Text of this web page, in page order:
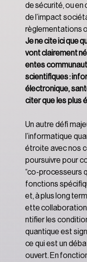
de sécurité, ou
de l’impact
règlementations
Je ne cite ici que
vont clairement
entes
scientifiques :
électronique,
citer que les plus
Un autre défi
l’informatique
étroite avec nos
poursuivre pour
“co-processeurs
fonctions
et, à plus long
ette collaboration
ntifier les
quantique est
ce qui est un
ouvert. En